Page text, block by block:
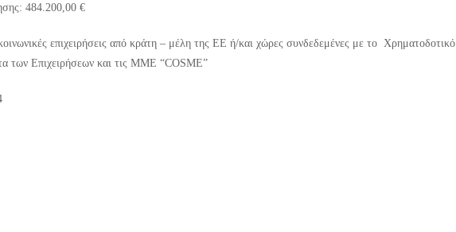
484.200,00 €
επιχειρήσεις από κράτη – μέλη της ΕΕ ή/και χώρες συνδεδεμένες με το Χρηματοδοτικό
των Επιχειρήσεων και τις ΜΜΕ “COSME”